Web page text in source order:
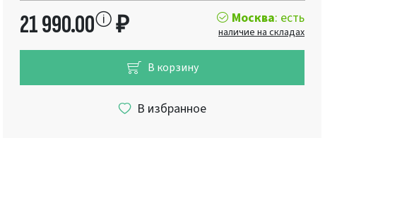
21 990.00 ₽ Москва: есть
наличие на складах
В корзину